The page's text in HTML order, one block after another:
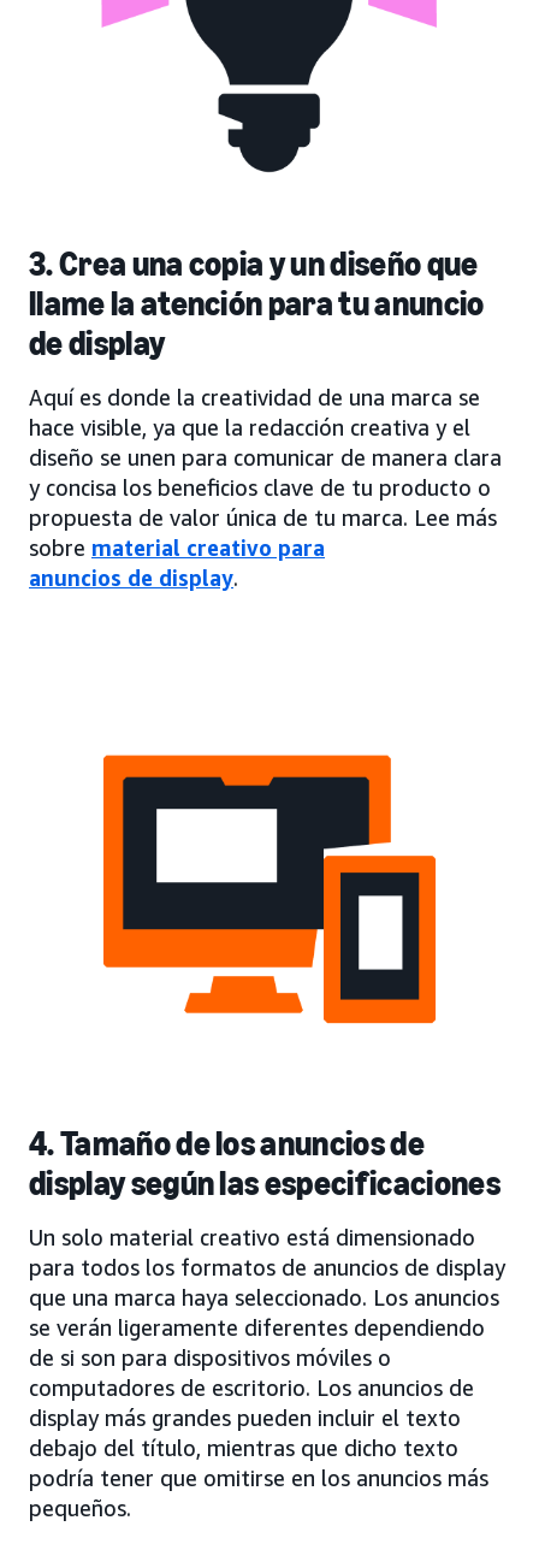
3. Crea una copia y un diseño que
llame la atención para tu anuncio
de display
Aquí es donde la creatividad de una marca se
hace visible, ya que la redacción creativa y el
diseño se unen para comunicar de manera clara
y concisa los beneficios clave de tu producto o
propuesta de valor única de tu marca. Lee más
sobre material creativo para
anuncios de display.
4. Tamaño de los anuncios de
display según las especificaciones
Un solo material creativo está dimensionado
para todos los formatos de anuncios de display
que una marca haya seleccionado. Los anuncios
se verán ligeramente diferentes dependiendo
de si son para dispositivos móviles o
computadores de escritorio. Los anuncios de
display más grandes pueden incluir el texto
debajo del título, mientras que dicho texto
podría tener que omitirse en los anuncios más
pequeños.